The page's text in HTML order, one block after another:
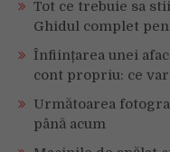
Tot ce trebuie sa
Ghidul complet
Înființarea unei
cont propriu: ce
Următoarea
până acum